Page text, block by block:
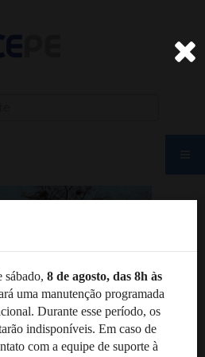
sábado, 8 de agosto, das 8h às
uma manutenção programada
Durante esse período, os
indisponíveis. Em caso de
com a equipe de suporte à